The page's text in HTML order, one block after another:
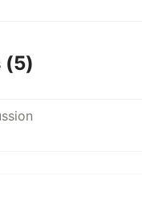
(5)